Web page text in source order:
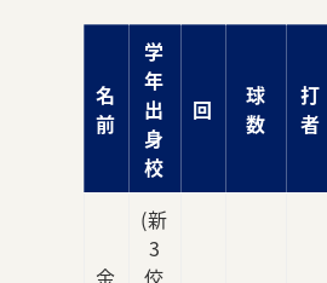
名
前
学
年
出
身
校
回
球
数
打
者
金
(新
3
佼